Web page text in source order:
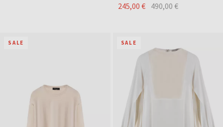
245,00 € 490,00 €
SALE SALE